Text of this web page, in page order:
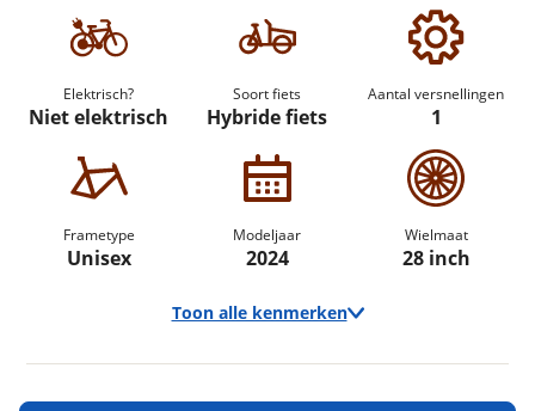
Elektrisch?
Niet elektrisch
Soort fiets
Hybride fiets
Aantal versnellingen
1
Frametype
Unisex
Modeljaar
2024
Wielmaat
28 inch
Toon alle kenmerken